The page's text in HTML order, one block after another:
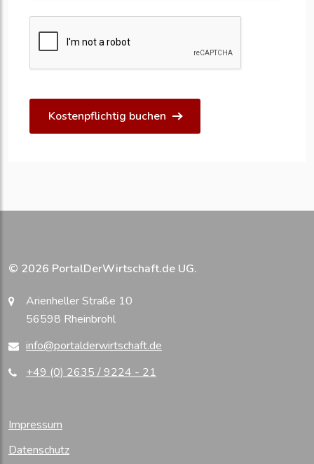
Kostenpflichtig buchen
© 2026 PortalDerWirtschaft.de UG.
Arienheller Straße 10
56598 Rheinbrohl
info@portalderwirtschaft.de
+49 (0) 2635 / 9224 - 21
Impressum
Datenschutz